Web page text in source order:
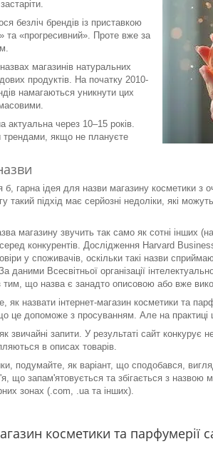
безліч брендів із приставкою
та «прогресивний». Проте вже за
магазинів натуральних
продуктів. На початку 2010-
намагаються уникнути цих
через 10–15 років.
трендами, якщо не плануєте
б, гарна ідея для назви магазину косметики
підхід має серйозні недоліки, які
магазину звучить так само як сотні інших
конкурентів. Дослідження Harvard
у споживачів, оскільки такі назви
Всесвітньої організації
тим, що назва є занадто описовою або вже
як назвати інтернет-магазин косметики та
це допоможе з просуванням. Але на
звичайні запити. У результаті сайт конкурує
в описах товарів.
подумайте, як варіант, що сподобався,
що запам'ятовується та збігається з
зонах (.com, .ua та інших).
косметики та парфумерії